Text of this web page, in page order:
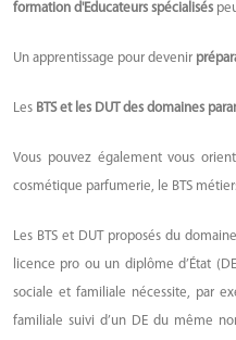
formation d'Educateurs spécialisés
Un apprentissage pour devenir
Les BTS et les DUT des domaines
Vous pouvez également vous
cosmétique parfumerie, le BTS
Les BTS et DUT proposés du
licence pro ou un diplôme d’État
sociale et familiale nécessite, par
familiale suivi d’un DE du même